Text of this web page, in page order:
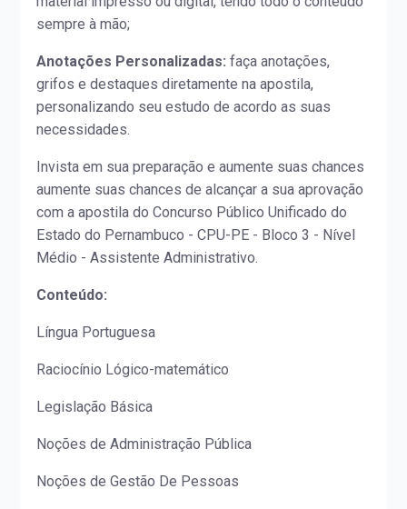
sempre à mão;
Anotações Personalizadas: faça anotações,
grifos e destaques diretamente na apostila,
personalizando seu estudo de acordo as suas
necessidades.
Invista em sua preparação e aumente suas chances
aumente suas chances de alcançar a sua aprovação
com a apostila do Concurso Público Unificado do
Estado do Pernambuco - CPU-PE - Bloco 3 - Nível
Médio - Assistente Administrativo.
Conteúdo:
Língua Portuguesa
Raciocínio Lógico-matemático
Legislação Básica
Noções de Administração Pública
Noções de Gestão De Pessoas